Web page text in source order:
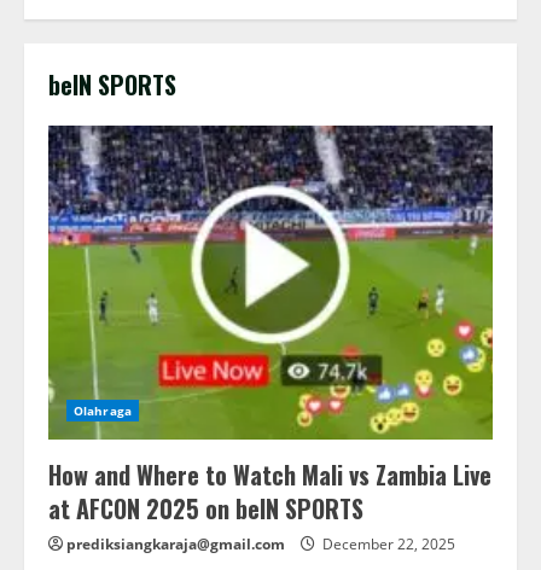
beIN SPORTS
Olahraga
How and Where to Watch Mali vs Zambia Live
at AFCON 2025 on beIN SPORTS
prediksiangkaraja@gmail.com December 22, 2025